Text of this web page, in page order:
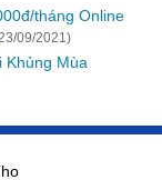
tháng Online
09/2021)
Khủng Mùa